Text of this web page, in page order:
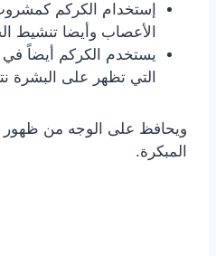
إستخدام الكركم
الأعصاب وأيضا تنشيط
يستخدم الكركم أيضاً في
التي تظهر على البشرة
ويحافظ على الوجه من
المبكرة.